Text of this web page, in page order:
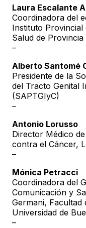
Laura Escalante
Coordinadora del
Instituto Provincial
Salud de
–
Alberto Santomé
Presidente de la
del Tracto Genital
(SAPTGIyC)
–
Antonio Lorusso
Director Médico
contra el Cáncer,
–
Mónica Petracci
Coordinadora del
Comunicación y
Germani, Facultad
Universidad de
–